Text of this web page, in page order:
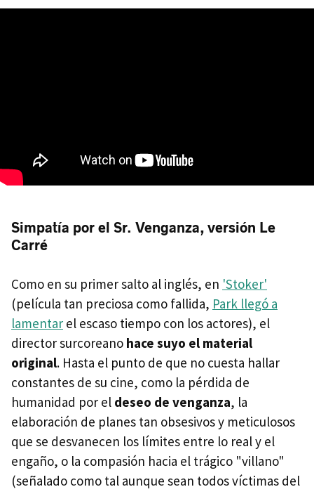
Simpatía por el Sr. Venganza, versión Le
Carré
Como en su primer salto al inglés, en 'Stoker'
(película tan preciosa como fallida, Park llegó a
lamentar el escaso tiempo con los actores), el
director surcoreano hace suyo el material
original. Hasta el punto de que no cuesta hallar
constantes de su cine, como la pérdida de
humanidad por el deseo de venganza, la
elaboración de planes tan obsesivos y meticulosos
que se desvanecen los límites entre lo real y el
engaño, o la compasión hacia el trágico "villano"
(señalado como tal aunque sean todos víctimas del